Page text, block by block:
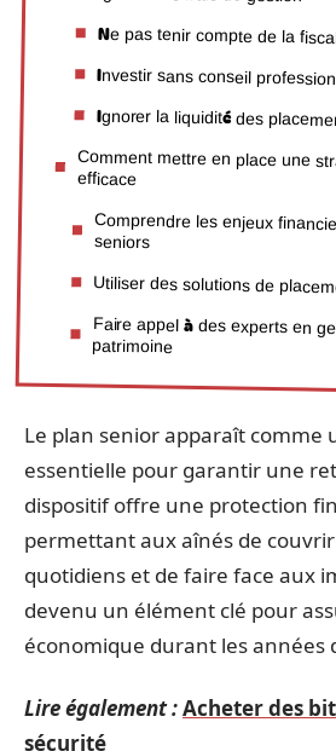
Ne pas tenir compte de la
Investir sans conseil
Ignorer la liquidité des
Comment mettre en place une
efficace
Comprendre les enjeux
seniors
Utiliser des solutions de
Faire appel à des experts en
patrimoine
Le plan senior apparaît comme
essentielle pour garantir une
dispositif offre une protection
permettant aux aînés de
quotidiens et de faire face aux
devenu un élément clé pour
économique durant les années
Lire également :Acheter des
sécurité